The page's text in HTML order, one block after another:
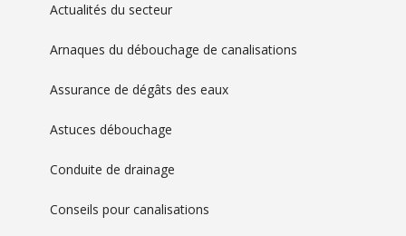
Actualités du secteur
Arnaques du débouchage de canalisations
Assurance de dégâts des eaux
Astuces débouchage
Conduite de drainage
Conseils pour canalisations